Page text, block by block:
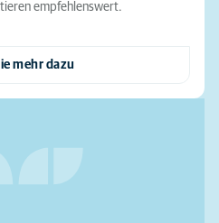
empfehlenswert.
mehr dazu